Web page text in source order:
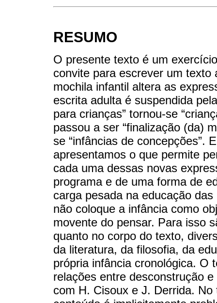
RESUMO
O presente texto é um
convite para escrever um
mochila infantil altera as
escrita adulta é suspendida
para crianças” tornou-se
passou a ser “finalização (da)
se “infâncias de concepções”.
apresentamos o que permite
cada uma dessas novas
programa e de uma forma de
carga pesada na educação
não coloque a infância como
movente do pensar. Para isso
quanto no corpo do texto,
da literatura, da filosofia, da
própria infância cronológica. O
relações entre desconstrução
com H. Cisoux e J. Derrida.